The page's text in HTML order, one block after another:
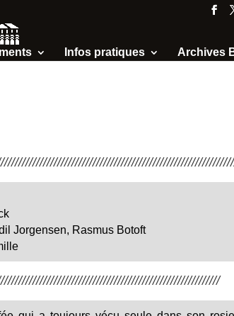
Infos pratiques Archives
Jorgensen, Rasmus Botoft